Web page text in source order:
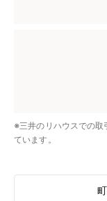
※三井のリハウスでの
ています。